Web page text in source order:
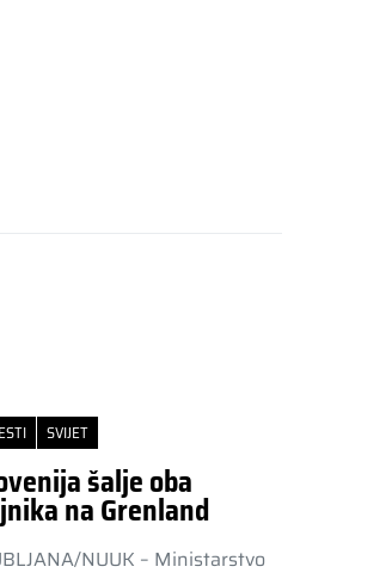
SVIJET
šalje oba
na Grenland
NUUK – Ministarstvo